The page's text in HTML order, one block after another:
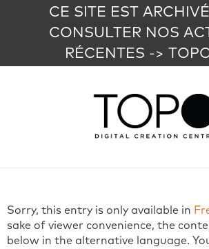
CE SITE EST
CONSULTER NOS
RÉCENTES ->
Sorry, this entry is only available in
sake of viewer convenience, the
below in the alternative language.